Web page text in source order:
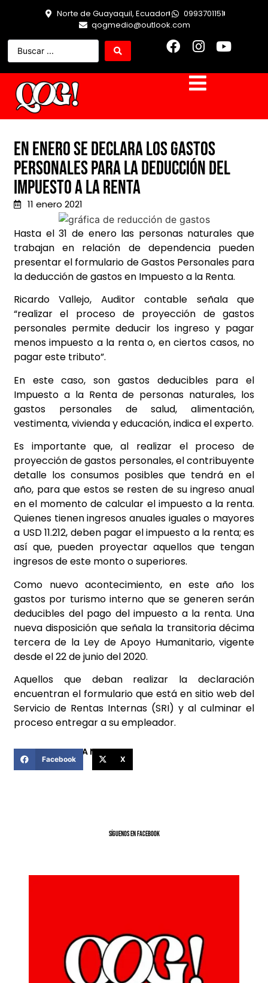
Norte de Guayaquil, Ecuador
0993701151
qogmedio@outlook.com
En enero se declara los gastos
personales para la deducción del
impuesto a la renta
11 enero 2021
Hasta el 31 de enero las personas naturales que
trabajan en relación de dependencia pueden
presentar el formulario de Gastos Personales para
la deducción de gastos en Impuesto a la Renta.
Ricardo Vallejo, Auditor contable señala que
“realizar el proceso de proyección de gastos
personales permite deducir los ingreso y pagar
menos impuesto a la renta o, en ciertos casos, no
pagar este tributo”.
En este caso, son gastos deducibles para el
Impuesto a la Renta de personas naturales, los
gastos personales de salud, alimentación,
vestimenta, vivienda y educación, indica el experto.
Es importante que, al realizar el proceso de
proyección de gastos personales, el contribuyente
detalle los consumos posibles que tendrá en el
año, para que estos se resten de su ingreso anual
en el momento de calcular el impuesto a la renta.
Quienes tienen ingresos anuales iguales o mayores
a USD 11.212, deben pagar el impuesto a la renta; es
así que, pueden proyectar aquellos que tengan
ingresos de este monto o superiores.
Como nuevo acontecimiento, en este año los
gastos por turismo interno que se generen serán
deducibles del pago del impuesto a la renta. Una
nueva disposición que señala la transitoria décima
tercera de la Ley de Apoyo Humanitario, vigente
desde el 22 de junio del 2020.
Aquellos que deban realizar la declaración
encuentran el formulario que está en sitio web del
Servicio de Rentas Internas (SRI) y al culminar el
proceso entregar a su empleador.
COMPARTIR ESTA NOTICIA
Facebook X
SíGUENOS EN FACEBOOK